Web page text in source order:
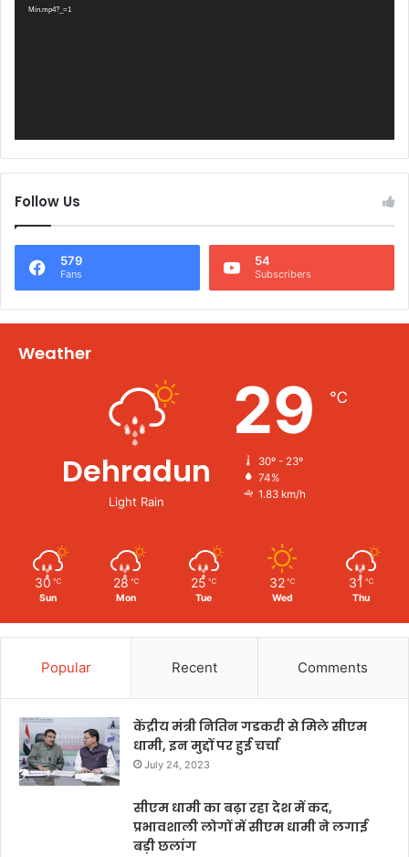
Min.mp4?_=1
Follow Us
579
Fans
54
Subscribers
Weather
Dehradun
Light Rain
29 ℃
30º - 23º
74%
1.83 km/h
30 ℃
Sun
28 ℃
Mon
25 ℃
Tue
32 ℃
Wed
31 ℃
Thu
Popular Recent Comments
केंद्रीय मंत्री नितिन गडकरी से मिले सीएम
धामी, इन मुद्दों पर हुई चर्चा
July 24, 2023
सीएम धामी का बढ़ा रहा देश में कद,
प्रभावशाली लोगों में सीएम धामी ने लगाई
बड़ी छलांग